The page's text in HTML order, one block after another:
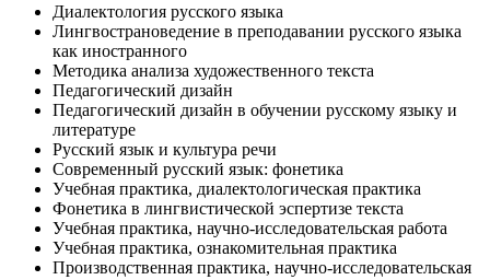
Диалектология русского языка
Лингвострановедение в преподавании русского языка
как иностранного
Методика анализа художественного текста
Педагогический дизайн
Педагогический дизайн в обучении русскому языку и
литературе
Русский язык и культура речи
Современный русский язык: фонетика
Учебная практика, диалектологическая практика
Фонетика в лингвистической эспертизе текста
Учебная практика, научно-исследовательская работа
Учебная практика, ознакомительная практика
Производственная практика, научно-исследовательская